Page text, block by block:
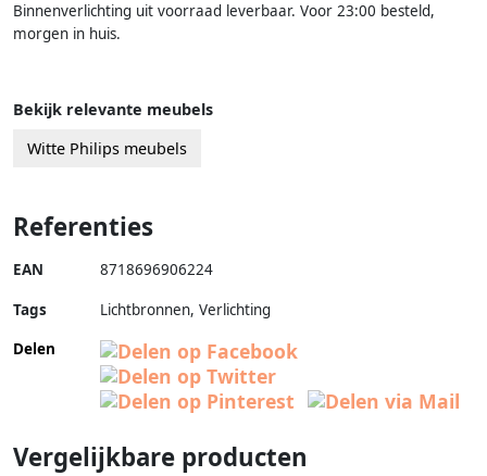
Binnenverlichting uit voorraad leverbaar. Voor 23:00 besteld,
morgen in huis.
Bekijk relevante meubels
Witte Philips meubels
Referenties
EAN 8718696906224
Tags
Lichtbronnen, Verlichting
Delen
Vergelijkbare producten